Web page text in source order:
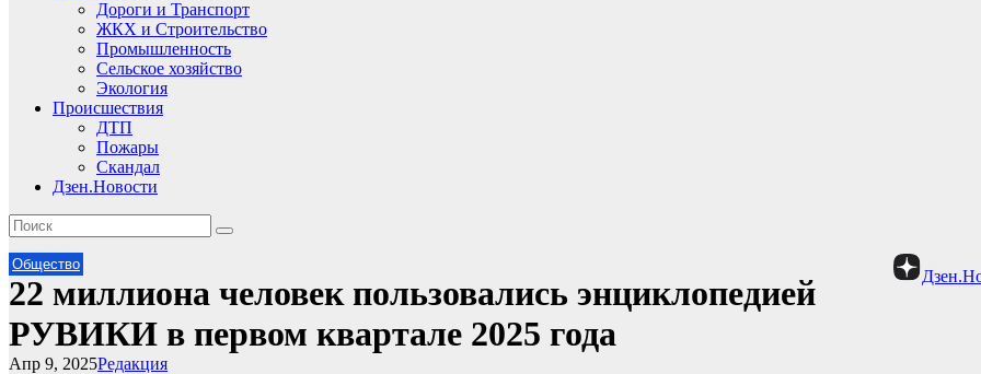
Дороги и Транспорт
ЖКХ и Строительство
Промышленность
Сельское хозяйство
Экология
Происшествия
ДТП
Пожары
Скандал
Дзен.Новости
Общество
22 миллиона человек пользовались энциклопедией
РУВИКИ в первом квартале 2025 года
Редакция
Апр 9, 2025